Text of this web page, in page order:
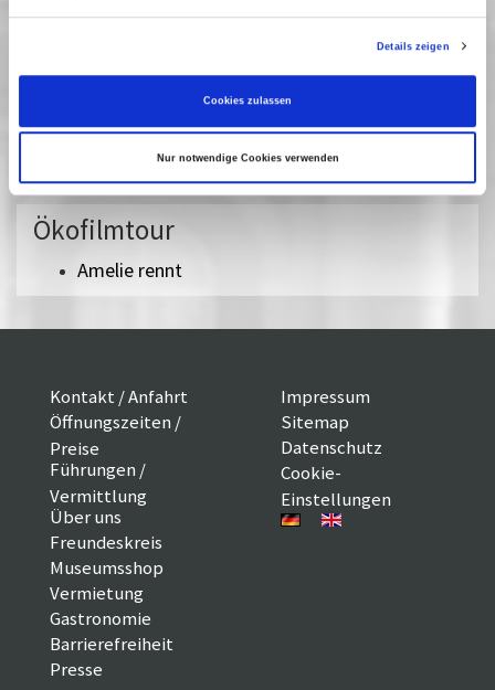
Details zeigen
Cookies zulassen
Nur notwendige Cookies verwenden
Vergangene Vorstellungen
22 Mai 2019| 19:00
Ökofilmtour
Amelie rennt
Kontakt / Anfahrt
Öffnungszeiten /
Preise
Führungen /
Vermittlung
Über uns
Freundeskreis
Museumsshop
Vermietung
Gastronomie
Barrierefreiheit
Presse
Impressum
Sitemap
Datenschutz
Cookie-
Einstellungen